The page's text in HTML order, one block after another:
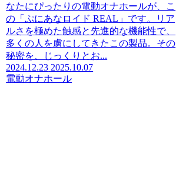
なたにぴったりの電動オナホールが、こ
の「ぷにあなロイド REAL」です。リア
ルさを極めた触感と先進的な機能性で、
多くの人を虜にしてきたこの製品。その
秘密を、じっくりとお...
2024.12.23 2025.10.07
電動オナホール